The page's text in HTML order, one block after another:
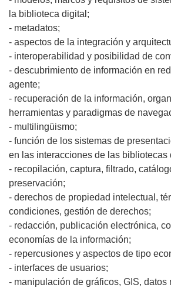
la biblioteca digital;
- metadatos;
- aspectos de la integración y
- interoperabilidad y posibilidad de
- descubrimiento de información en
agente;
- recuperación de la información,
herramientas y paradigmas de
- multilingüismo;
- función de los sistemas de
en las interacciones de las bibliotecas
- recopilación, captura, filtrado,
preservación;
- derechos de propiedad intelectual,
condiciones, gestión de derechos;
- redacción, publicación electrónica,
economías de la información;
- repercusiones y aspectos de tipo
- interfaces de usuarios;
- manipulación de gráficos, GIS, datos